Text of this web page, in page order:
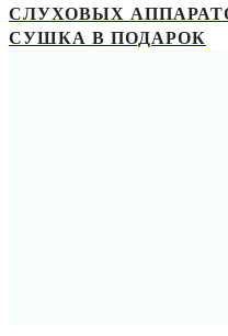
СЛУХОВЫХ
СУШКА В ПОДАРОК